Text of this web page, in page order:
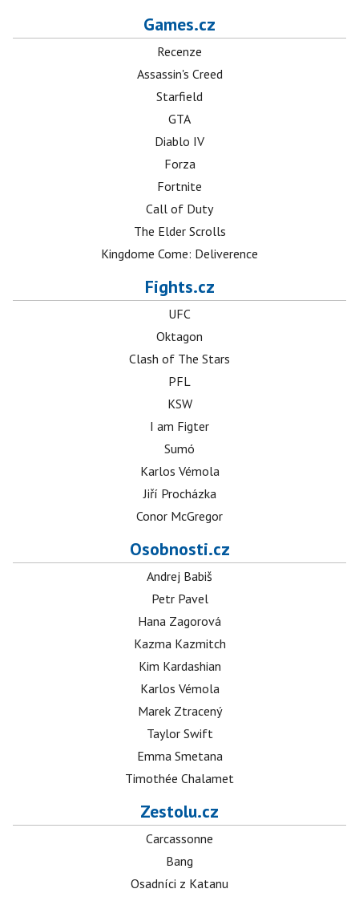
Games.cz
Recenze
Assassin's Creed
Starfield
GTA
Diablo IV
Forza
Fortnite
Call of Duty
The Elder Scrolls
Kingdome Come: Deliverence
Fights.cz
UFC
Oktagon
Clash of The Stars
PFL
KSW
I am Figter
Sumó
Karlos Vémola
Jiří Procházka
Conor McGregor
Osobnosti.cz
Andrej Babiš
Petr Pavel
Hana Zagorová
Kazma Kazmitch
Kim Kardashian
Karlos Vémola
Marek Ztracený
Taylor Swift
Emma Smetana
Timothée Chalamet
Zestolu.cz
Carcassonne
Bang
Osadníci z Katanu